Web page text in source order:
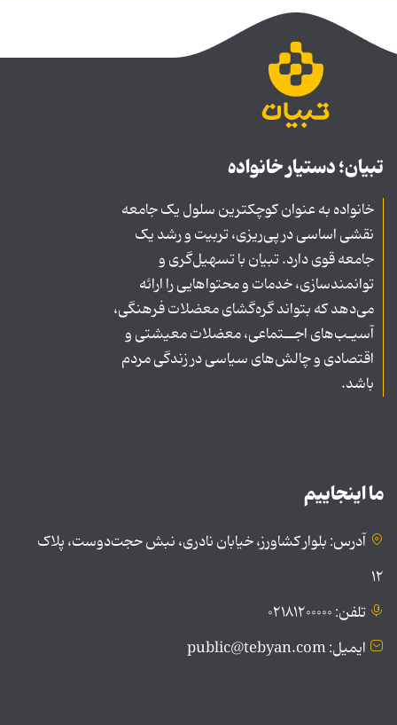
تبیان؛ دستیار خانواده
خانواده به عنوان کوچکترین سلول یک جامعه
نقشی اساسی در پی‌ریزی، تربیت و رشد یک
جامعه قوی دارد. تبیان با تسهیل‌گری و
توانمندسازی، خدمات و محتواهایی را ارائه
می‌دهد که بتواند گره‌گشای معضلات فرهنگی،
آسیـب‌های اجــتماعی، معضلات معیشتی و
اقتصادی و چالش‌های سیاسی در زندگی مردم
باشد.
ما اینجاییم
آدرس: بلوار کشاورز، خیابان نادری، نبش حجت‌دوست، پلاک
۱۲
تلفن: ۰۲۱۸۱۲۰۰۰۰۰
ایمیل: public@tebyan.com